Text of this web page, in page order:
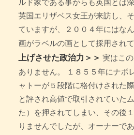
ルド家である事からも英国とは
英国エリザベス女王が来訪し、
ていますが、２００４年にはな
画がラベルの画として採用され
上げさせた政治力＞＞ 実はこ
ありません。 １８５５年にナポ
ャトーが５段階に格付けされた
と評され高値で取引されていた
た）を押されてしまい、その後
りませんでしたが、オーナーで